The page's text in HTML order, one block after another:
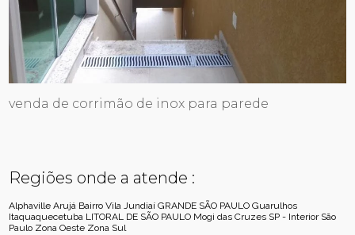
venda de corrimão de inox para parede
Regiões onde a atende :
Alphaville Arujá Bairro Vila Jundiaí GRANDE SÃO PAULO Guarulhos
Itaquaquecetuba LITORAL DE SÃO PAULO Mogi das Cruzes SP - Interior São
Paulo Zona Oeste Zona Sul